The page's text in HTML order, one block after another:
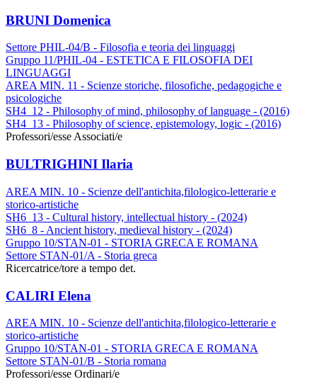
BRUNI Domenica
Settore PHIL-04/B - Filosofia e teoria dei linguaggi
Gruppo 11/PHIL-04 - ESTETICA E FILOSOFIA DEI
LINGUAGGI
AREA MIN. 11 - Scienze storiche, filosofiche, pedagogiche e
psicologiche
SH4_12 - Philosophy of mind, philosophy of language - (2016)
SH4_13 - Philosophy of science, epistemology, logic - (2016)
Professori/esse Associati/e
BULTRIGHINI Ilaria
AREA MIN. 10 - Scienze dell'antichita,filologico-letterarie e
storico-artistiche
SH6_13 - Cultural history, intellectual history - (2024)
SH6_8 - Ancient history, medieval history - (2024)
Gruppo 10/STAN-01 - STORIA GRECA E ROMANA
Settore STAN-01/A - Storia greca
Ricercatrice/tore a tempo det.
CALIRI Elena
AREA MIN. 10 - Scienze dell'antichita,filologico-letterarie e
storico-artistiche
Gruppo 10/STAN-01 - STORIA GRECA E ROMANA
Settore STAN-01/B - Storia romana
Professori/esse Ordinari/e